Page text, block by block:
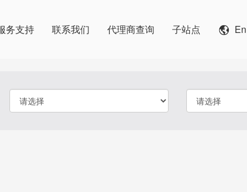
务支持 联系我们 代理商查询 子站点 En